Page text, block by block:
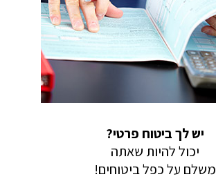
יש לך ביטוח פרטי?
יכול להיות שאתה
משלם על כפל ביטוחים!